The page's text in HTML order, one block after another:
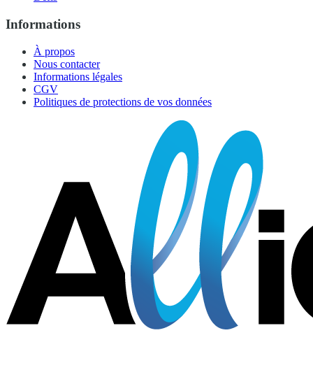
Informations
À propos
Nous contacter
Informations légales
CGV
Politiques de protections de vos données